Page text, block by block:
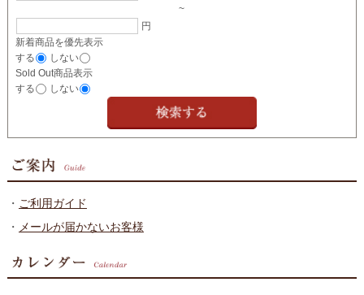
~
円
新着商品を優先表示
する
しない
Sold Out商品表示
する
しない
・ ご利用ガイド
・ メールが届かないお客様